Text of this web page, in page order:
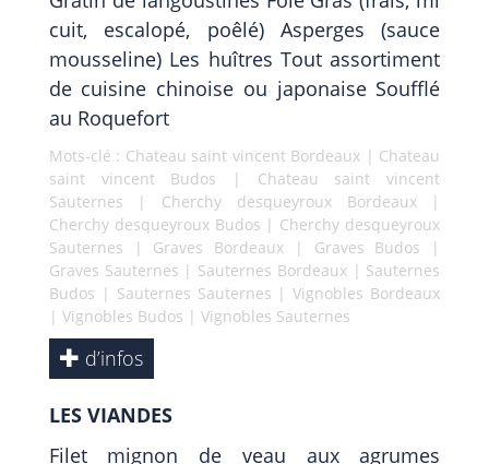
cuit, escalopé, poêlé) Asperges (sauce
mousseline) Les huîtres Tout assortiment
de cuisine chinoise ou japonaise Soufflé
au Roquefort
Mots-clé : Chateau saint vincent Bordeaux | Chateau
saint vincent Budos | Chateau saint vincent
Sauternes | Cherchy desqueyroux Bordeaux|
Cherchy desqueyroux Budos | Cherchy desqueyroux
Sauternes | Graves Bordeaux | Graves Budos |
Graves Sauternes | Sauternes Bordeaux| Sauternes
Budos | Sauternes Sauternes |Vignobles Bordeaux
| Vignobles Budos | Vignobles Sauternes
d’infos
LES VIANDES
Filet mignon de veau aux agrumes